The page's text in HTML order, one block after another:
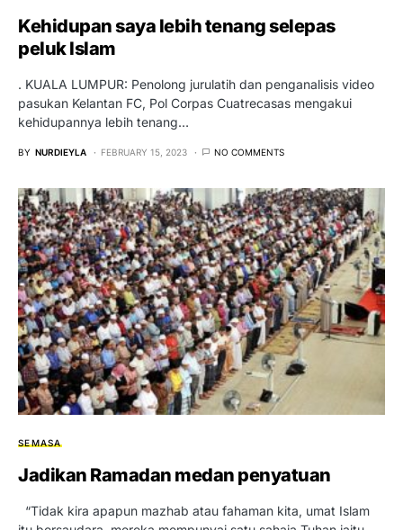
Kehidupan saya lebih tenang selepas
peluk Islam
. KUALA LUMPUR: Penolong jurulatih dan penganalisis video
pasukan Kelantan FC, Pol Corpas Cuatrecasas mengakui
kehidupannya lebih tenang…
BY NURDIEYLA FEBRUARY 15, 2023 NO COMMENTS
SEMASA
Jadikan Ramadan medan penyatuan
“Tidak kira apapun mazhab atau fahaman kita, umat Islam